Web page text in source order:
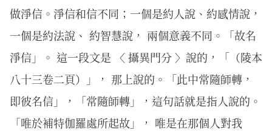
做淨信。淨信和信不同；一個是約人說、約感情說，
一個是約法說、 約智慧說， 兩個意義不同。「故名
淨信」。 這一段文是 〈 攝異門分 〉說的，「（陵本
八十三卷二頁）」， 那上說的。「此中常隨師轉，
即彼名信」，「常隨師轉」，這句話就是指人說的。
「唯於補特伽羅處所起故」， 唯是在那個人對我